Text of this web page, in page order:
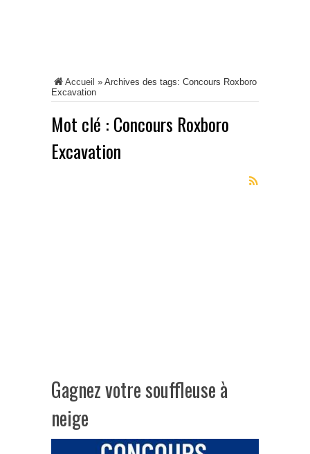
Accueil » Archives des tags: Concours Roxboro
Excavation
Mot clé : Concours Roxboro
Excavation
Gagnez votre souffleuse à
neige